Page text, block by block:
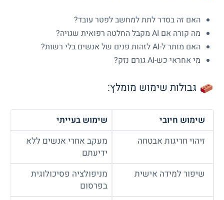
האם זה בסדר לתת למחשב לפטר עובד?
מה קורה אם AI מקבל החלטה רפואית שגויה?
האם מותר ל-AI לזהות פנים של אנשים בלי רשות?
מי אחראי כש-AI גורם נזק?
גבולות שימוש מומלץ:
שימוש חיובי
שימוש בעייתי
זיהוי חריגות אבטחה
מעקב אחרי אנשים ללא
ידיעתם
שיפור למידה אישית
מניפולציה פסיכולוגית
בפרסום